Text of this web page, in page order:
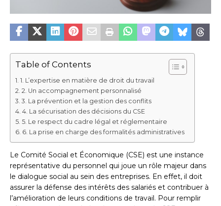
Table of Contents
1. L’expertise en matière de droit du travail
2. Un accompagnement personnalisé
3. La prévention et la gestion des conflits
4. La sécurisation des décisions du CSE
5. Le respect du cadre légal et réglementaire
6. La prise en charge des formalités administratives
Le Comité Social et Économique (CSE) est une instance
représentative du personnel qui joue un rôle majeur dans
le dialogue social au sein des entreprises. En effet, il doit
assurer la défense des intérêts des salariés et contribuer à
l’amélioration de leurs conditions de travail. Pour remplir